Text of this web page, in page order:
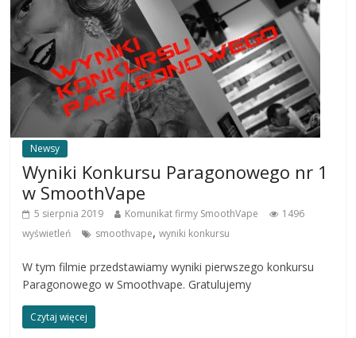
Newsy
Wyniki Konkursu Paragonowego nr 1
w SmoothVape
5 sierpnia 2019 Komunikat firmy SmoothVape
1496
wyświetleń
smoothvape,wyniki konkursu
W tym filmie przedstawiamy wyniki pierwszego konkursu
Paragonowego w Smoothvape. Gratulujemy
Czytaj więcej